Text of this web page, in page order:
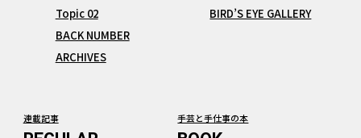
Topic 02
BACK NUMBER
ARCHIVES
BIRD’S EYE GALLERY
連載記事 手芸と手仕事の本